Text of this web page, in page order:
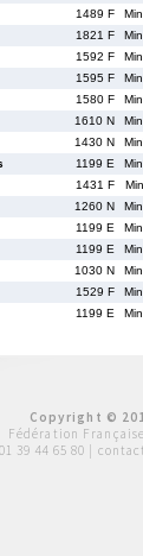
1489 F
1821 F
1592 F
1595 F
1580 F
1610 N
1430 N
1199 E
1431 F
1260 N
1199 E
1199 E
1030 N
1529 F
1199 E
Copyright ©
Fédération
01 39 44 65 80 |